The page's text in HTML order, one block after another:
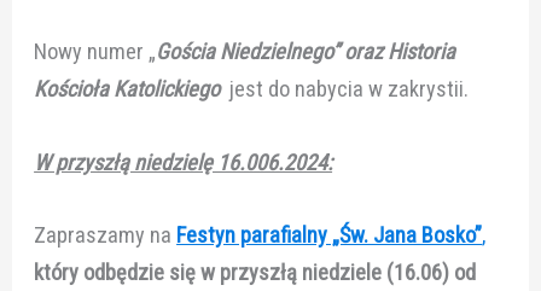
Nowy numer „Gościa Niedzielnego” oraz Historia
Kościoła Katolickiego jest do nabycia w zakrystii.
W przyszłą niedzielę 16.006.2024:
Zapraszamy na Festyn parafialny „Św. Jana Bosko”,
który odbędzie się w przyszłą niedziele (16.06) od